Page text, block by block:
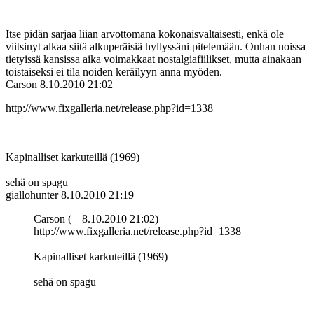
Itse pidän sarjaa liian arvottomana kokonaisvaltaisesti, enkä ole
viitsinyt alkaa siitä alkuperäisiä hyllyssäni pitelemään. Onhan noissa
tietyissä kansissa aika voimakkaat nostalgiafiilikset, mutta ainakaan
toistaiseksi ei tila noiden keräilyyn anna myöden.
Carson 8.10.2010 21:02
http://www.fixgalleria.net/release.php?id=1338
Kapinalliset karkuteillä (1969)
sehä on spagu
giallohunter 8.10.2010 21:19
Carson (
8.10.2010 21:02)
http://www.fixgalleria.net/release.php?id=1338
Kapinalliset karkuteillä (1969)
sehä on spagu